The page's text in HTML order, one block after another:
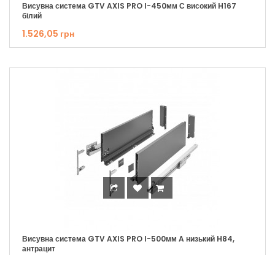
Висувна система GTV AXIS PRO I-450мм С високий H167
білий
1.526,05 грн
Висувна система GTV AXIS PRO I-500мм A низький H84,
антрацит